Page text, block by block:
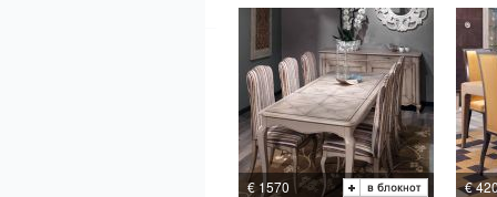
€ 1570 €